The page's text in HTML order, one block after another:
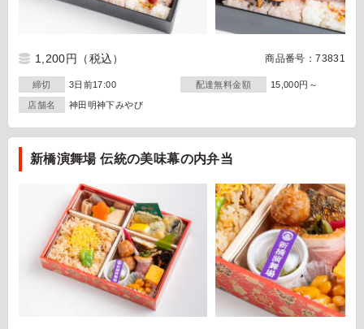
1,200円 （税込） 商品番号：73831
締切 3日前17:00 配達無料金額 15,000円～
店舗名 神田明神下みやび
新橋演舞場 伝統の美味幕の内弁当